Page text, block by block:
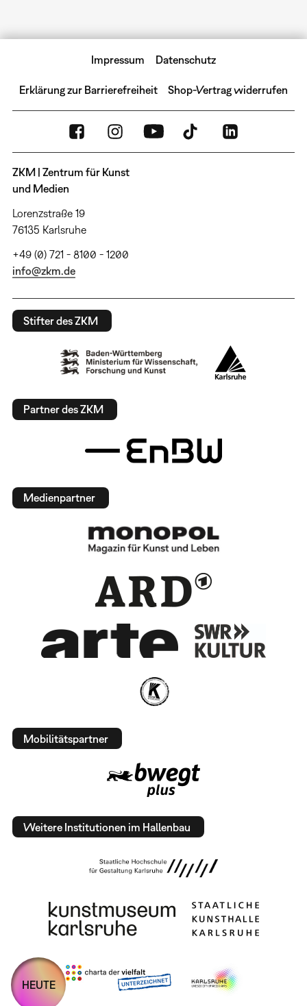
Impressum Datenschutz
Erklärung zur Barrierefreiheit Shop-Vertrag widerrufen
ZKM | Zentrum für Kunst
und Medien
Lorenzstraße 19
76135 Karlsruhe
+49 (0) 721 - 8100 - 1200
info@zkm.de
Stifter des ZKM
Partner des ZKM
Medienpartner
Mobilitätspartner
Weitere Institutionen im Hallenbau
HEUTE